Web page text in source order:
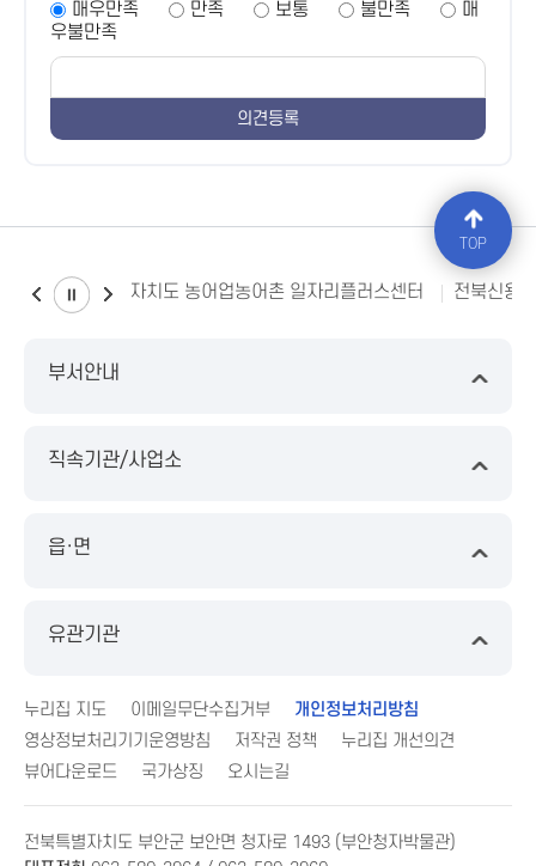
매우만족
만족 보통 불만족
매
우불만족
전북특별자치도 농어업농어촌 일자리플러스센터 전북신용
부서안내
직속기관/사업소
읍·면
유관기관
누리집 지도 이메일무단수집거부
개인정보처리방침
영상정보처리기기운영방침
저작권 정책
누리집 개선의견
뷰어다운로드
국가상징 오시는길
전북특별자치도 부안군 보안면 청자로 1493 (부안청자박물관)
TOP